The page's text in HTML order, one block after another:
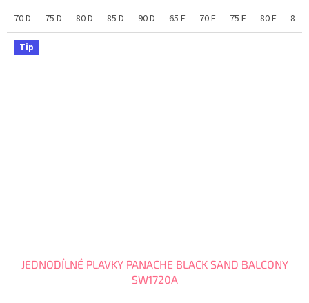
70 D
75 D 80 D 85 D 90 D 65 E 70 E 75 E 80 E 85 E
Tip
JEDNODÍLNÉ PLAVKY PANACHE BLACK SAND BALCONY
SW1720A